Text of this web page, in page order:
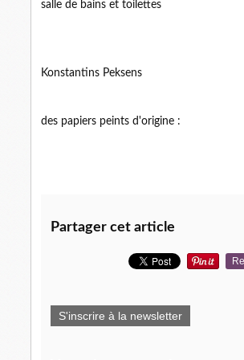
salle de bains et toilettes
Konstantins Peksens
des papiers peints d'origine :
Partager cet article
S'inscrire à la newsletter